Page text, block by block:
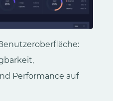
Performance auf